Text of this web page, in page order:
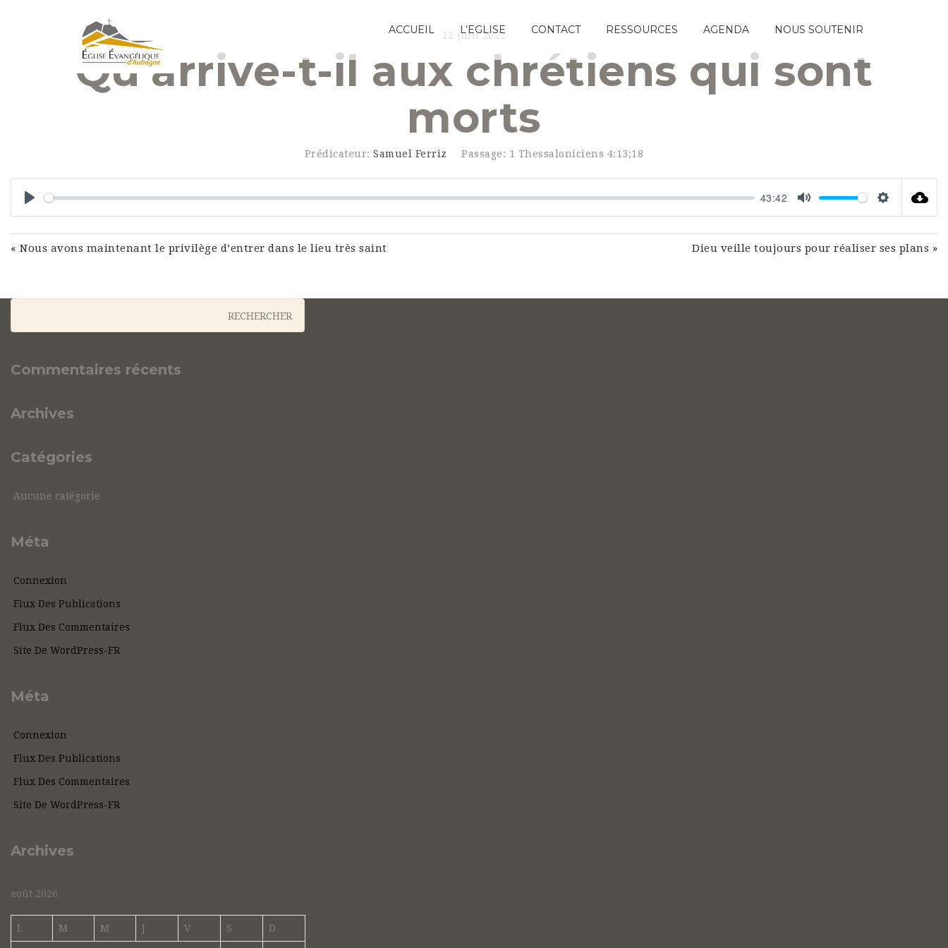
ACCUEIL L’EGLISE CONTACT RESSOURCES AGENDA NOUS SOUTENIR
12 juin 2022
Qu’arrive-t-il aux chrétiens qui sont
morts
Prédicateur: Samuel Ferriz Passage: 1 Thessaloniciens 4:13;18
Play
43:42
Mute Settings
« Nous avons maintenant le privilège d’entrer dans le lieu très saint Dieu veille toujours pour réaliser ses plans »
Commentaires récents
Archives
Catégories
Aucune catégorie
Méta
Connexion
Flux Des Publications
Flux Des Commentaires
Site De WordPress-FR
Méta
Connexion
Flux Des Publications
Flux Des Commentaires
Site De WordPress-FR
Archives
août 2026
L M M J V S D